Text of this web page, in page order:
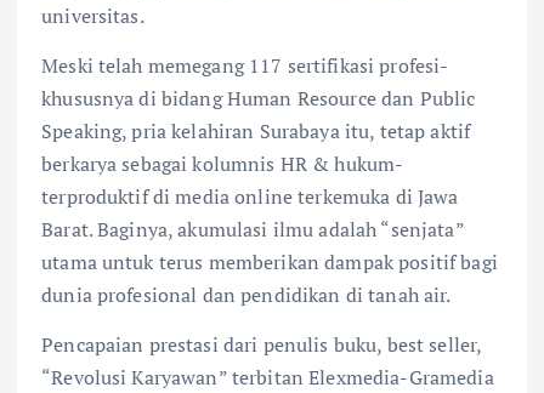
universitas.
Meski telah memegang 117 sertifikasi profesi-
khususnya di bidang Human Resource dan Public
Speaking, pria kelahiran Surabaya itu, tetap aktif
berkarya sebagai kolumnis HR & hukum-
terproduktif di media online terkemuka di Jawa
Barat. Baginya, akumulasi ilmu adalah “senjata”
utama untuk terus memberikan dampak positif bagi
dunia profesional dan pendidikan di tanah air.
Pencapaian prestasi dari penulis buku, best seller,
“Revolusi Karyawan” terbitan Elexmedia-Gramedia